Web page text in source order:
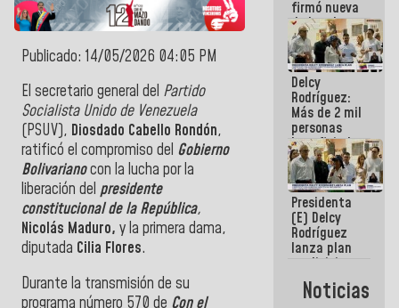
Publicado: 14/05/2026 04:05 PM
El secretario general del Partido
Socialista Unido de Venezuela
(PSUV), Diosdado Cabello Rondón,
ratificó el compromiso del Gobierno
Bolivarianocon la lucha por la
liberación del presidente
constitucional de la República,
Nicolás Maduro, y la primera dama,
diputada Cilia Flores.
Durante la transmisión de su
programa número 570 de Con el
firmó nueva
de Ley de
Arrendamiento
aprobada
por la AN
Delcy
Rodríguez:
Más de 2 mil
personas
beneficiadas
con planes
para
atención de
emergencia
sísmica en
la última
semana
Presidenta
(E) Delcy
Rodríguez
lanza plan
crediticio
con subsidio
a Juntas de
Noticias